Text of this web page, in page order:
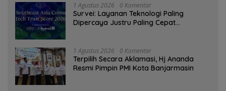
1 Agustus 2026 0 Komentar
Survei: Layanan Teknologi Paling
Dipercaya Justru Paling Cepat
1 Agustus 2026 0 Komentar
‎Terpilih Secara Aklamasi, Hj Ananda
Resmi Pimpin PMI Kota Banjarmasin